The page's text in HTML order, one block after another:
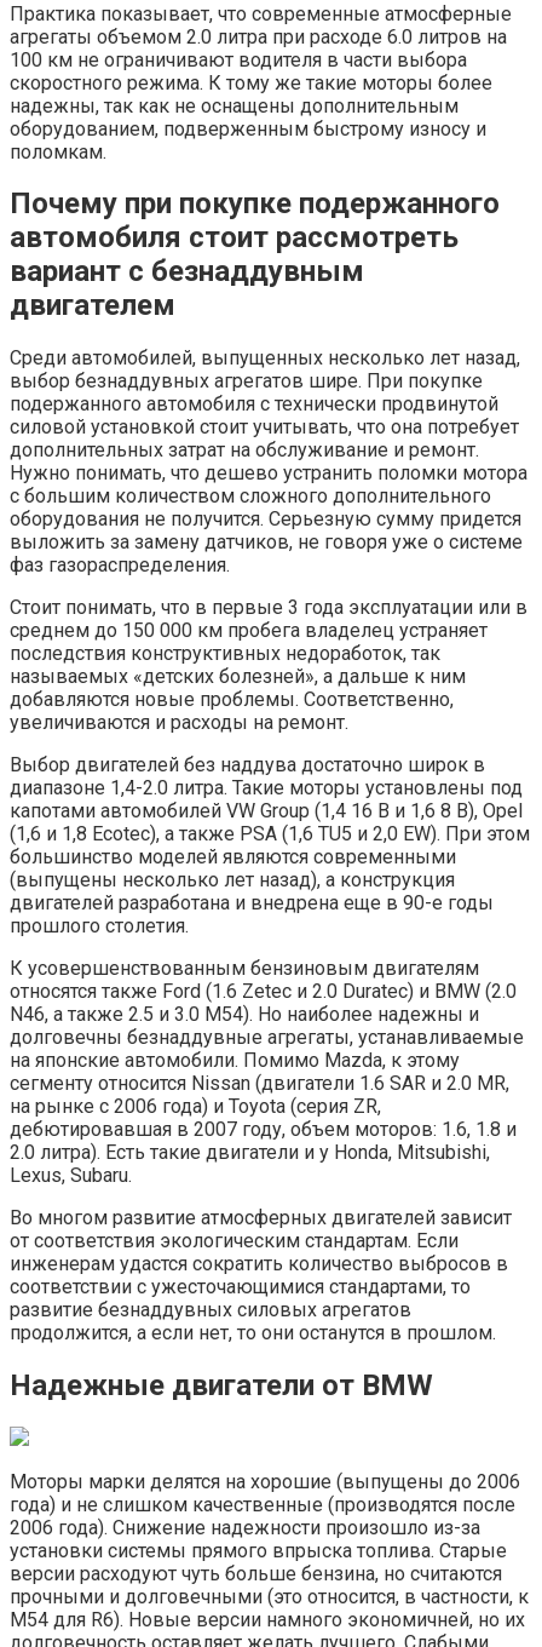
Практика показывает, что современные атмосферные
агрегаты объемом 2.0 литра при расходе 6.0 литров на
100 км не ограничивают водителя в части выбора
скоростного режима. К тому же такие моторы более
надежны, так как не оснащены дополнительным
оборудованием, подверженным быстрому износу и
поломкам.
Почему при покупке подержанного
автомобиля стоит рассмотреть
вариант с безнаддувным
двигателем
Среди автомобилей, выпущенных несколько лет назад,
выбор безнаддувных агрегатов шире. При покупке
подержанного автомобиля с технически продвинутой
силовой установкой стоит учитывать, что она потребует
дополнительных затрат на обслуживание и ремонт.
Нужно понимать, что дешево устранить поломки мотора
с большим количеством сложного дополнительного
оборудования не получится. Серьезную сумму придется
выложить за замену датчиков, не говоря уже о системе
фаз газораспределения.
Стоит понимать, что в первые 3 года эксплуатации или в
среднем до 150 000 км пробега владелец устраняет
последствия конструктивных недоработок, так
называемых «детских болезней», а дальше к ним
добавляются новые проблемы. Соответственно,
увеличиваются и расходы на ремонт.
Выбор двигателей без наддува достаточно широк в
диапазоне 1,4-2.0 литра. Такие моторы установлены под
капотами автомобилей VW Group (1,4 16 В и 1,6 8 В), Opel
(1,6 и 1,8 Ecotec), а также PSA (1,6 TU5 и 2,0 EW). При этом
большинство моделей являются современными
(выпущены несколько лет назад), а конструкция
двигателей разработана и внедрена еще в 90-е годы
прошлого столетия.
К усовершенствованным бензиновым двигателям
относятся также Ford (1.6 Zetec и 2.0 Duratec) и BMW (2.0
N46, а также 2.5 и 3.0 M54). Но наиболее надежны и
долговечны безнаддувные агрегаты, устанавливаемые
на японские автомобили. Помимо Mazda, к этому
сегменту относится Nissan (двигатели 1.6 SAR и 2.0 MR,
на рынке с 2006 года) и Toyota (серия ZR,
дебютировавшая в 2007 году, объем моторов: 1.6, 1.8 и
2.0 литра). Есть такие двигатели и у Honda, Mitsubishi,
Lexus, Subaru.
Во многом развитие атмосферных двигателей зависит
от соответствия экологическим стандартам. Если
инженерам удастся сократить количество выбросов в
соответствии с ужесточающимися стандартами, то
развитие безнаддувных силовых агрегатов
продолжится, а если нет, то они останутся в прошлом.
Надежные двигатели от BMW
Моторы марки делятся на хорошие (выпущены до 2006
года) и не слишком качественные (производятся после
2006 года). Снижение надежности произошло из-за
установки системы прямого впрыска топлива. Старые
версии расходуют чуть больше бензина, но считаются
прочными и долговечными (это относится, в частности, к
M54 для R6). Новые версии намного экономичней, но их